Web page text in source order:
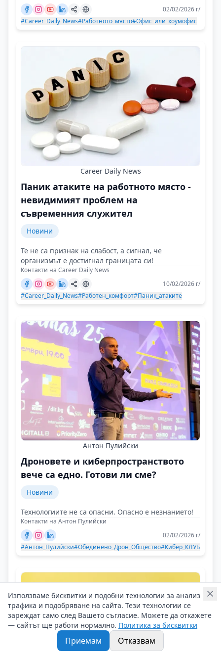
02/02/2026 г/
#Career_Daily_News#Работното_място#Офис_или_хоумофис
Career Daily News
Паник атаките на работното място -
невидимият проблем на
съвременния служител
Новини
Те не са признак на слабост, а сигнал, че
организмът е достигнал границата си!
Контакти на Career Daily News
10/02/2026 г/
#Career_Daily_News#Работен_комфорт#Паник_атаките
Антон Пулийски
Дроновете и киберпространството
вече са едно. Готови ли сме?
Новини
Технологиите не са опасни. Опасно е незнанието!
Контакти на Антон Пулийски
02/02/2026 г/
#Антон_Пулийски#Обединено_Дрон_Общество#Кибер_КЛУБ
Използваме бисквитки и подобни технологии за анализ на
трафика и подобряване на сайта. Тези технологии се
зареждат само след Вашето съгласие. Можете да откажете
— сайтът ще работи нормално. Политика за бисквитки
Приемам Отказвам